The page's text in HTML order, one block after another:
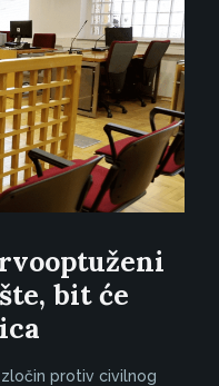
bit će
zločin protiv civilnog